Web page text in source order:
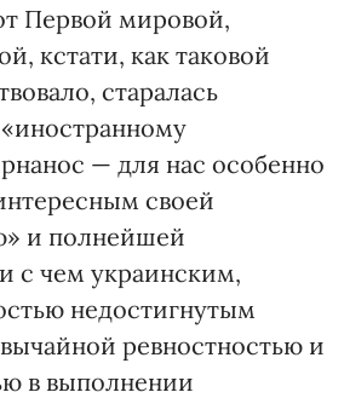
Первой мировой,
кстати, как таковой
старалась
— для нас особенно
своей
и полнейшей
с чем украинским,
недостигнутым
ревностностью и
в выполнении